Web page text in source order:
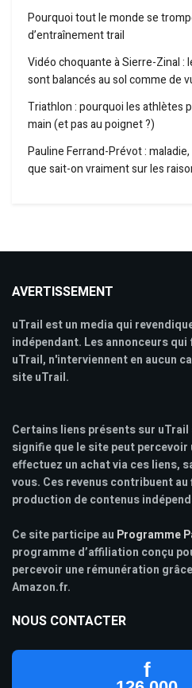
Pourquoi tout le monde se
d’entraînement trail
Vidéo choquante à Sierre-Zinal :
sont balancés au sol comme de
Triathlon : pourquoi les athlètes
main (et pas au poignet ?)
Pauline Ferrand-Prévot :
que sait-on vraiment sur les
AVERTISSEMENT
uTrail est un media qui
indépendant. Les annonceurs
uTrail, n'interviennent en aucun
site uTrail.
Certains liens présents sur
signifie que le site peut
effectuez un achat via ces liens,
vous. Ces revenus contribuent
production de contenus
Ce site participe au Programme
programme d’affiliation conçu
percevoir une rémunération
Amazon.fr.
NOUS CONTACTER
f